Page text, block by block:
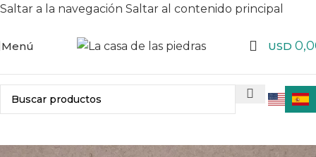
Saltar a la navegación Saltar al contenido principal
Menú USD